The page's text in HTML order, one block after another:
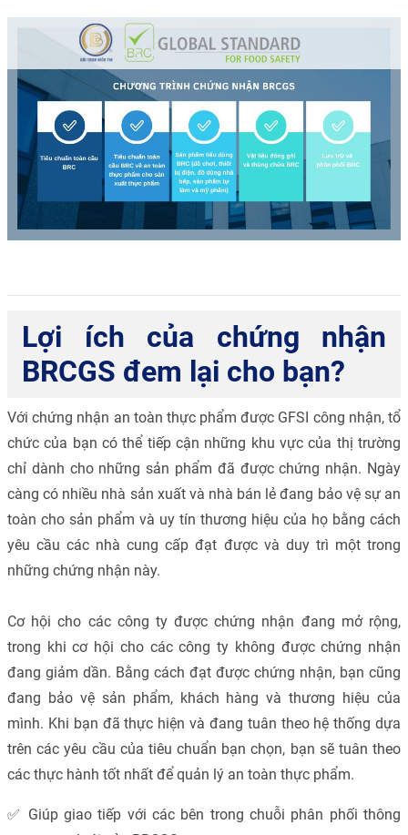
Lợi ích của chứng nhận
BRCGS đem lại cho bạn?
Với chứng nhận an toàn thực phẩm được GFSI công nhận, tổ
chức của bạn có thể tiếp cận những khu vực của thị trường
chỉ dành cho những sản phẩm đã được chứng nhận. Ngày
càng có nhiều nhà sản xuất và nhà bán lẻ đang bảo vệ sự an
toàn cho sản phẩm và uy tín thương hiệu của họ bằng cách
yêu cầu các nhà cung cấp đạt được và duy trì một trong
những chứng nhận này.
Cơ hội cho các công ty được chứng nhận đang mở rộng,
trong khi cơ hội cho các công ty không được chứng nhận
đang giảm dần. Bằng cách đạt được chứng nhận, bạn cũng
đang bảo vệ sản phẩm, khách hàng và thương hiệu của
mình. Khi bạn đã thực hiện và đang tuân theo hệ thống dựa
trên các yêu cầu của tiêu chuẩn bạn chọn, bạn sẽ tuân theo
các thực hành tốt nhất để quản lý an toàn thực phẩm.
✅ Giúp giao tiếp với các bên trong chuỗi phân phối thông